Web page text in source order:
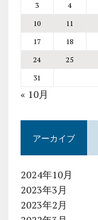
3
4
10
11
17
18
24
25
31
« 10月
アーカイブ
2024年10月
2023年3月
2023年2月